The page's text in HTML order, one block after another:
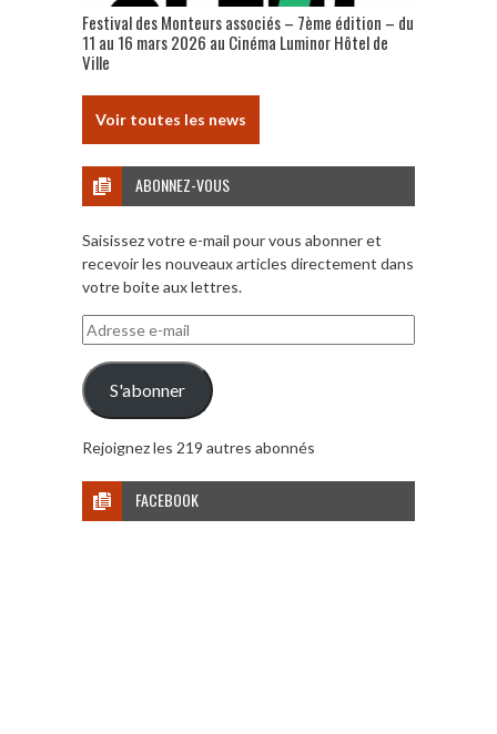
Festival des Monteurs associés – 7ème édition – du
11 au 16 mars 2026 au Cinéma Luminor Hôtel de
Ville
Voir toutes les news
ABONNEZ-VOUS
Saisissez votre e-mail pour vous abonner et
recevoir les nouveaux articles directement dans
votre boite aux lettres.
Adresse
e-
mail
S'abonner
Rejoignez les 219 autres abonnés
FACEBOOK